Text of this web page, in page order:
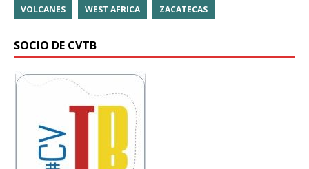
VOLCANES WEST AFRICA ZACATECAS
SOCIO DE CVTB